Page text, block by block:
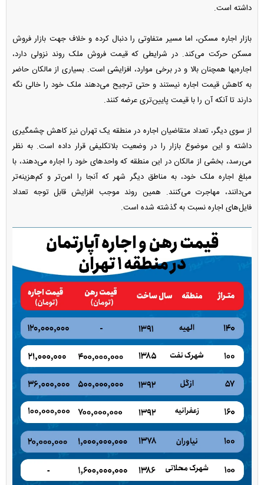
داشته است.
بازار اجاره مسکن، اما مسیر متفاوتی را دنبال کرده و خلاف جهت بازار فروش
مسکن حرکت می‌کند. در شرایطی که قیمت فروش ملک روند نزولی دارد،
اجاره‌بها همچنان بالا و در برخی موارد، افزایشی است. بسیاری از مالکان حاضر
به کاهش قیمت اجاره نیستند و حتی ترجیح می‌دهند ملک خود را خالی نگه
دارند تا آنکه آن را با قیمت پایین‌تری عرضه کنند.
از سوی دیگر، تعداد متقاضیان اجاره در منطقه یک تهران نیز کاهش چشمگیری
داشته و این موضوع بازار را در وضعیت بلاتکلیفی قرار داده است. به نظر
می‌رسد، بخشی از مالکان در این منطقه که واحد‌های خود را اجاره می‌دهند، با
مبلغ اجاره ملک خود، به مناطق دیگر شهر که آنجا را امن‌تر و کم‌هزینه‌تر
می‌دانند، مهاجرت می‌کنند. همین روند موجب افزایش قابل توجه تعداد
فایل‌های اجاره نسبت به گذشته شده است.